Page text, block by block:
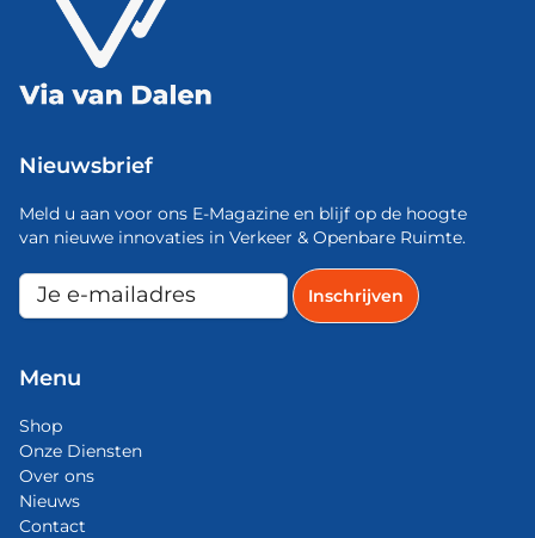
Nieuwsbrief
Meld u aan voor ons E-Magazine en blijf op de hoogte
van nieuwe innovaties in Verkeer & Openbare Ruimte.
Menu
Shop
Onze Diensten
Over ons
Nieuws
Contact